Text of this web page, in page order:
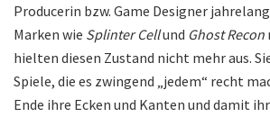
Producerin bzw. Game Designer
Marken wie Splinter Cellund Ghost Recon
hielten diesen Zustand nicht mehr aus.
Spiele, die es zwingend „jedem“ recht
Ende ihre Ecken und Kanten und damit